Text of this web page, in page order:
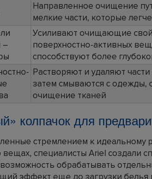
Направленное очищение
мелкие части, которые
–
Усиливают очищающие
поверхностно-активных
способствуют более
Растворяют и удаляют
затем смываются с одежды,
очищение тканей
колпачок для
стремлением к идеальному
вещах, специалисты Ariel создали
обрабатывать
эффект еще до загрузки белья